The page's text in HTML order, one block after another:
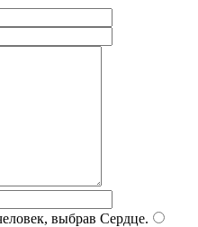
выбрав Сердце.